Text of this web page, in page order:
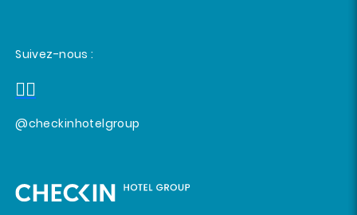
Suivez-nous :
@checkinhotelgroup